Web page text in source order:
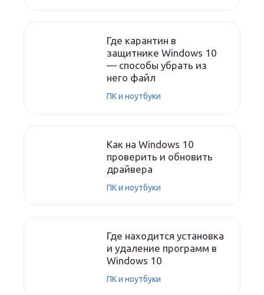
Где карантин в
защитнике Windows 10
— способы убрать из
него файл
ПК и ноутбуки
Как на Windows 10
проверить и обновить
драйвера
ПК и ноутбуки
Где находится установка
и удаление программ в
Windows 10
ПК и ноутбуки